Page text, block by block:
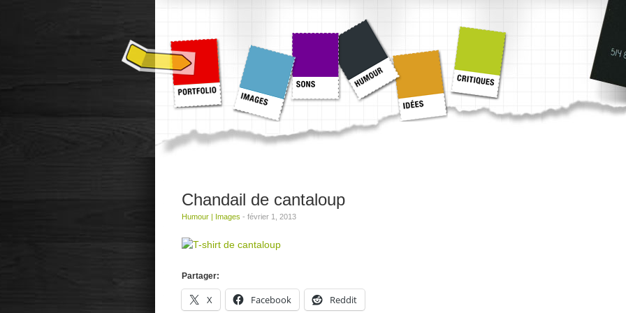
Chandail de cantaloup
Humour | Images - février 1, 2013
Partager:
X Facebook Reddit